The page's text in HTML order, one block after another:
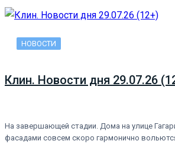
НОВОСТИ
Клин. Новости дня 29.07.26
На завершающей стадии. Дома на улице
фасадами совсем скоро гармонично